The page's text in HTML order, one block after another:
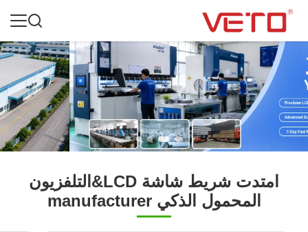
امتدت شريط شاشة LCD&التلفزيون
المحمول الذكي manufacturer